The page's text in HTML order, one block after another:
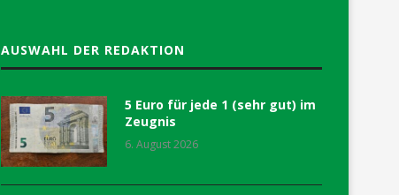
AUSWAHL DER REDAKTION
5 Euro für jede 1 (sehr gut) im
Zeugnis
6. August 2026